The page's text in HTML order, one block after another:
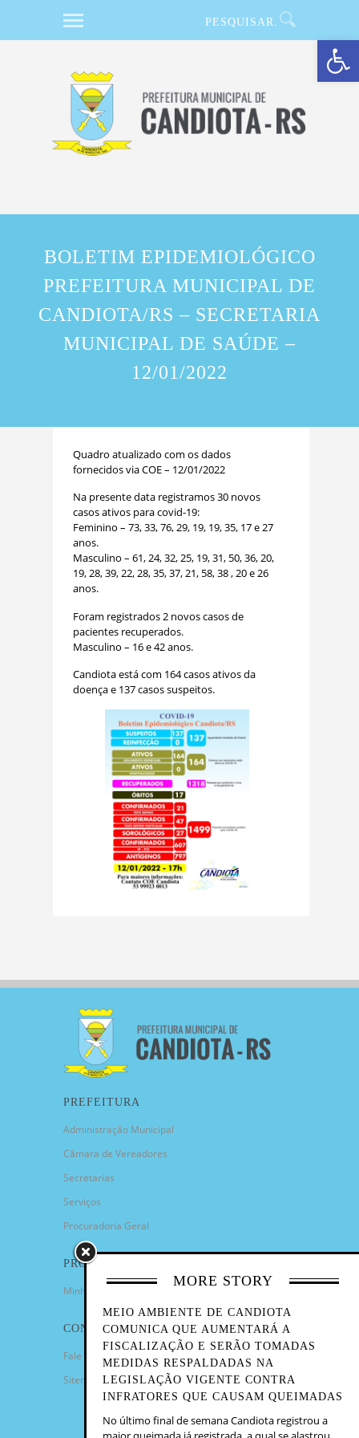
Barra de Ferramentas Aberta
BOLETIM EPIDEMIOLÓGICO
PREFEITURA MUNICIPAL DE
CANDIOTA/RS – SECRETARIA
MUNICIPAL DE SAÚDE –
12/01/2022
Quadro atualizado com os dados
fornecidos via COE – 12/01/2022
Na presente data registramos 30 novos
casos ativos para covid-19:
Feminino – 73, 33, 76, 29, 19, 19, 35, 17 e 27
anos.
Masculino – 61, 24, 32, 25, 19, 31, 50, 36, 20,
19, 28, 39, 22, 28, 35, 37, 21, 58, 38 , 20 e 26
anos.
Foram registrados 2 novos casos de
pacientes recuperados.
Masculino – 16 e 42 anos.
Candiota está com 164 casos ativos da
doença e 137 casos suspeitos.
MORE STORY
MEIO AMBIENTE DE CANDIOTA
COMUNICA QUE AUMENTARÁ A
FISCALIZAÇÃO E SERÃO TOMADAS
MEDIDAS RESPALDADAS NA
LEGISLAÇÃO VIGENTE CONTRA
INFRATORES QUE CAUSAM QUEIMADAS
No último final de semana Candiota registrou a
PREFEITURA
Administração Municipal
Câmara de Vereadores
Secretarias
Serviços
Procuradoria Geral
PROGRAMAS
Minha Casa Minha Vida
CONTATO
Fale Conosco
Sitemap